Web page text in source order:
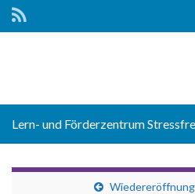
Lern- und Förderzentrum
Wiedereröffnung